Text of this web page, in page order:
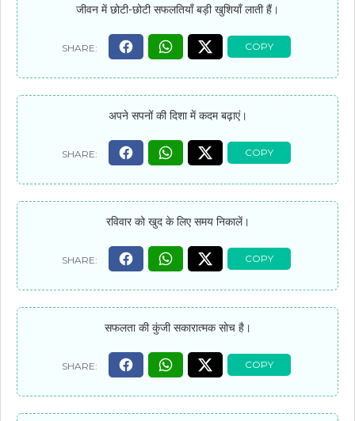
जीवन में छोटी-छोटी सफलतियाँ बड़ी खुशियाँ लाती हैं।
अपने सपनों की दिशा में कदम बढ़ाएं।
रविवार को खुद के लिए समय निकालें।
सफलता की कुंजी सकारात्मक सोच है।